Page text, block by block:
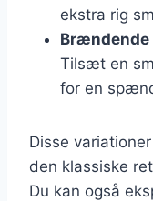
ekstra rig
Tilsæt en
for en
Disse
den klassiske
Du kan også